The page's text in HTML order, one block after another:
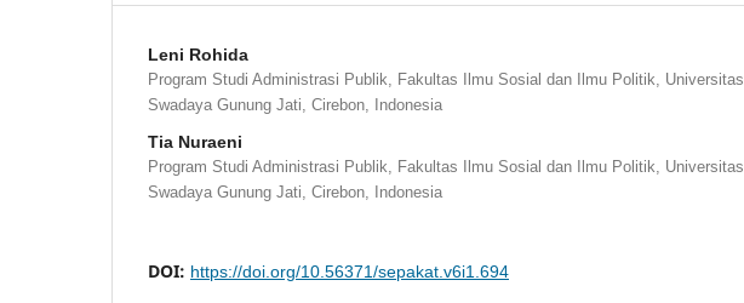
Leni Rohida
Program Studi Administrasi Publik, Fakultas Ilmu Sosial dan Ilmu Politik, Universitas
Swadaya Gunung Jati, Cirebon, Indonesia
Tia Nuraeni
Program Studi Administrasi Publik, Fakultas Ilmu Sosial dan Ilmu Politik, Universitas
Swadaya Gunung Jati, Cirebon, Indonesia
DOI: https://doi.org/10.56371/sepakat.v6i1.694